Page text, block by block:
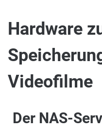
Hardware
Videofilme
Der NAS-